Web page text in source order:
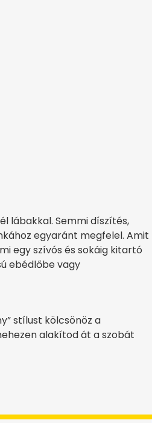
lábakkal. Semmi díszítés,
egyaránt megfelel. Amit
egy szívós és sokáig kitartó
ebédlőbe vagy
stílust kölcsönöz a
alakítod át a szobát